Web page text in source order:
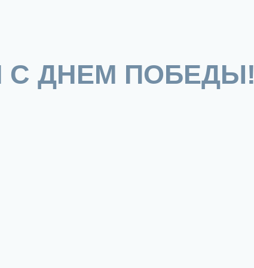
С ДНЕМ ПОБЕДЫ!